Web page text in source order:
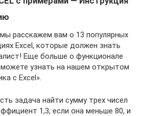
расскажем вам о 13 популярных
Excel, которые должен знать
Еще больше о функционале
узнать на нашем открытом
с Excel».
задача найти сумму трех чисел
1,3, если она меньше 80, и